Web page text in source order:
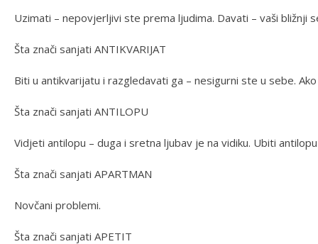
Uzimati – nepovjerljivi ste prema ljudima. Davati – vaši bližnji
Šta znači sanjati ANTIKVARIJAT
Biti u antikvarijatu i razgledavati ga – nesigurni ste u sebe.
Šta znači sanjati ANTILOPU
Vidjeti antilopu – duga i sretna ljubav je na vidiku. Ubiti
Šta znači sanjati APARTMAN
Novčani problemi.
Šta znači sanjati APETIT